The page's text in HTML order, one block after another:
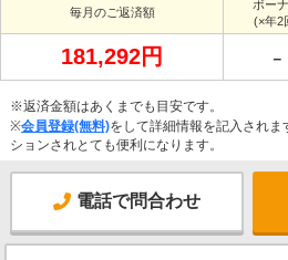
毎月のご返済額
ボー
(×年2
181,292円 －
※返済金額はあくまでも目安です。
※会員登録(無料)をして詳細情報を記入され
ションされとても便利になります。
電話で問合わせ